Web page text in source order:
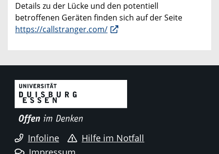
Details zu der Lücke und den potentiell
betroffenen Geräten finden sich auf der Seite
https://callstranger.com/
Infoline
Hilfe im Notfall